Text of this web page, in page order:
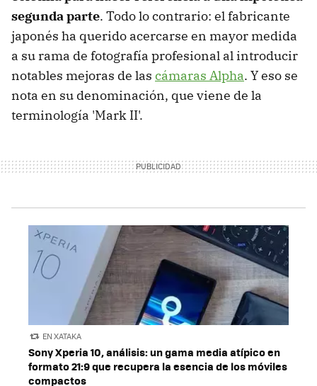
segunda parte. Todo lo contrario: el fabricante
japonés ha querido acercarse en mayor medida
a su rama de fotografía profesional al introducir
notables mejoras de las cámaras Alpha. Y eso se
nota en su denominación, que viene de la
terminología 'Mark II'.
EN XATAKA
Sony Xperia 10, análisis: un gama media atípico en
formato 21:9 que recupera la esencia de los móviles
compactos